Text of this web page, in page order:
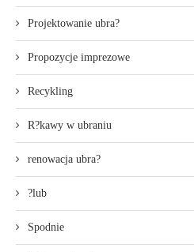
Projektowanie ubra?
Propozycje imprezowe
Recykling
R?kawy w ubraniu
renowacja ubra?
?lub
Spodnie